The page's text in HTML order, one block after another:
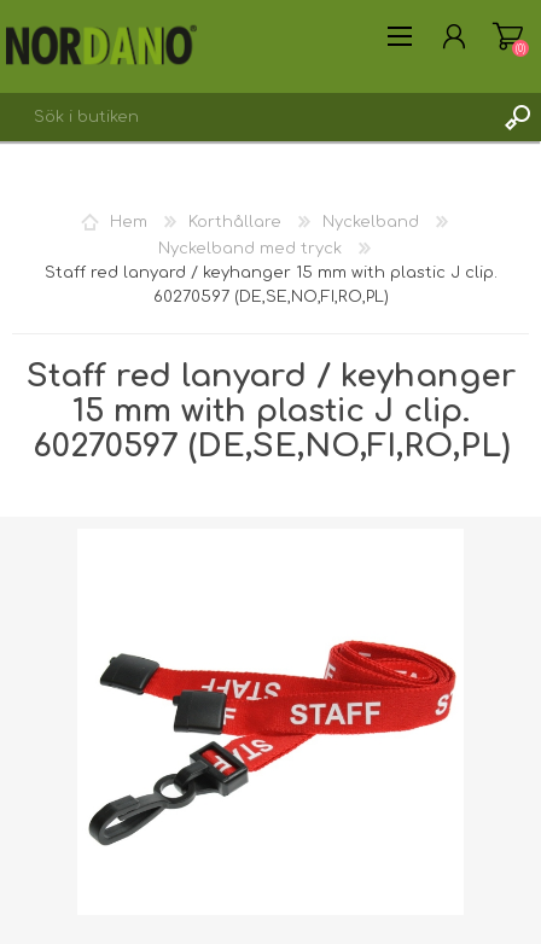
SKAPA KONTO
(0)
Hem Korthållare
Nyckelband
Nyckelband med tryck
Staff red lanyard / keyhanger 15 mm with plastic J clip.
60270597 (DE,SE,NO,FI,RO,PL)
Staff red lanyard / keyhanger
15 mm with plastic J clip.
60270597 (DE,SE,NO,FI,RO,PL)